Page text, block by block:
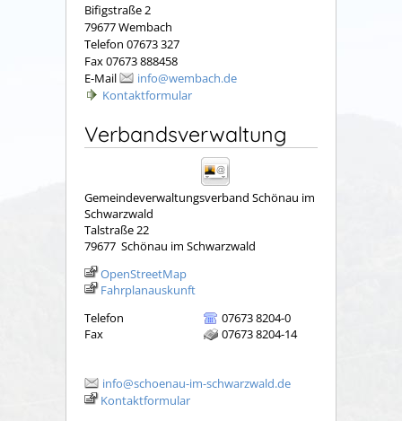
Bifigstraße 2
79677 Wembach
Telefon 07673 327
Fax 07673 888458
E-Mail
info@wembach.de
Kontaktformular
Verbandsverwaltung
Gemeindeverwaltungsverband Schönau im
Schwarzwald
Talstraße 22
79677 Schönau im Schwarzwald
OpenStreetMap
Fahrplanauskunft
Telefon
07673 8204-0
Fax
07673 8204-14
info@schoenau-im-schwarzwald.de
Kontaktformular